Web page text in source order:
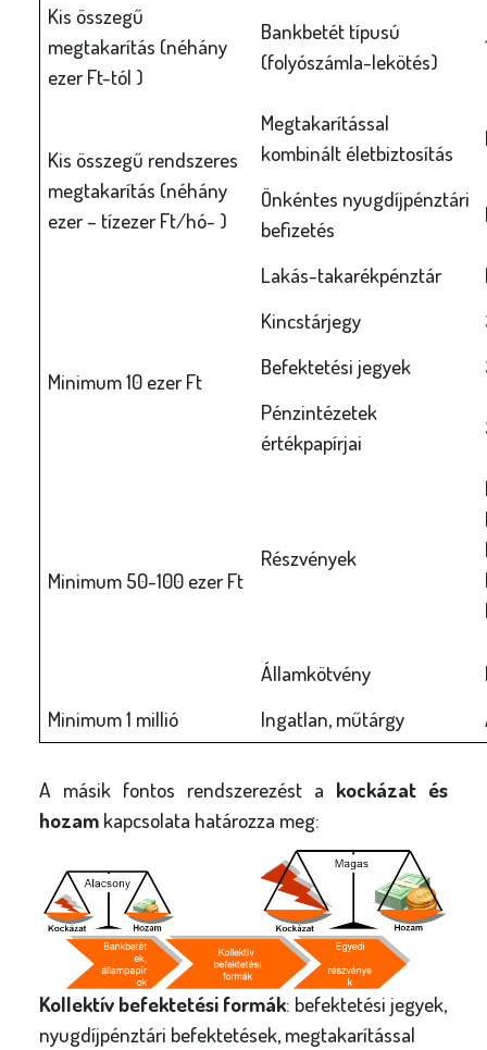
Kis összegű
megtakarítás (néhány
ezer Ft-tól )
Bankbetét típusú
(folyószámla-lekötés)
Kis összegű rendszeres
megtakarítás (néhány
ezer – tízezer Ft/hó- )
Megtakarítással
kombinált életbiztosítás
Önkéntes nyugdíjpénztári
befizetés
Lakás-takarékpénztár
Minimum 10 ezer Ft
Kincstárjegy
Befektetési jegyek
Pénzintézetek
értékpapírjai
Minimum 50-100 ezer Ft
Részvények
Államkötvény
Minimum 1 millió
Ingatlan, műtárgy
A másik fontos rendszerezést a kockázat és
hozamkapcsolata határozza meg:
Kollektív befektetési formák: befektetési jegyek,
nyugdíjpénztári befektetések, megtakarítással